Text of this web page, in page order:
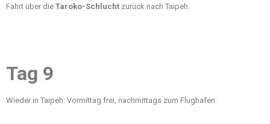
Fahrt über die Taroko-Schlucht zurück nach Taipeh.
Tag 9
Wieder in Taipeh: Vormittag frei, nachmittags zum Flughafen.